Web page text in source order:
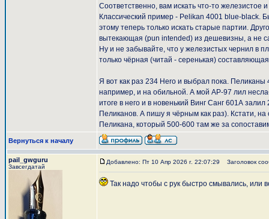
Соответственно, вам искать что-то железистое и
Классический пример - Pelikan 4001 blue-black.
этому теперь только искать старые партии.
вытекающая (pun intended) из дешевизны, а не
Ну и не забывайте, что у железистых чернил в
только чёрная (читай - серенькая)
Я вот как раз 234 Hero и выбрал пока.
например, и на обильной. А мой АР-97 лил
итоге в него и в новенький Винг Санг 601А
Пеликанов. А пишу я чёрным как раз). Кстати,
Пеликана, который 500-600 там же за
Вернуться к началу
pail_gwguru
Завсегдатай
Добавлено: Пт 10 Апр 2026 г. 22:07:29 Заголовок
Так надо чтобы с рук быстро смывались, или